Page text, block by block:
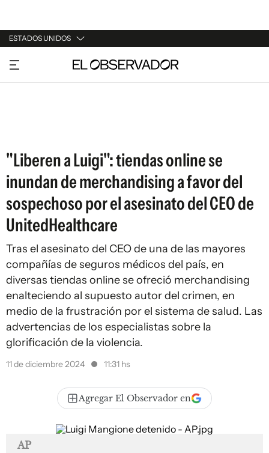
ESTADOS UNIDOS
URUGUAY
ARGENTINA
"Liberen a Luigi": tiendas online se
inundan de merchandising a favor del
sospechoso por el asesinato del CEO de
UnitedHealthcare
Tras el asesinato del CEO de una de las mayores
compañías de seguros médicos del país, en
diversas tiendas online se ofreció merchandising
enalteciendo al supuesto autor del crimen, en
medio de la frustración por el sistema de salud. Las
advertencias de los especialistas sobre la
glorificación de la violencia.
11 de diciembre 2024 11:31 hs
Agregar El Observador en
AP